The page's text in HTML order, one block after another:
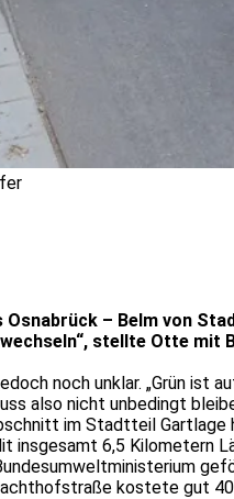
– Belm von
stellte Otte mit
noch unklar. „Grün ist
also nicht unbedingt
im Stadtteil Gartlage
insgesamt 6,5 Kilometern
kostete gut